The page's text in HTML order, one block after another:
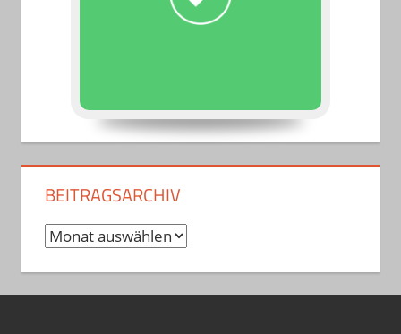
BEITRAGSARCHIV
Beitragsarchiv